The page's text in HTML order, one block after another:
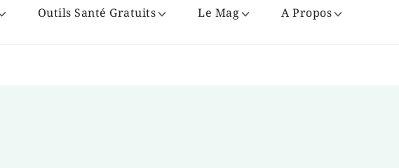
Outils Santé Gratuits Le Mag A Propos